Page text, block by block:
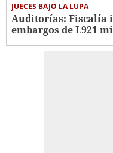
JUECES BAJO LA LUPA
Auditorías: Fiscalía
embargos de L921